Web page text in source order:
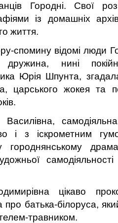
Городні. Свої
із домашніх
життя.
спомину відомі люди
нині
Юрія Шпунта,
царського жокея та
Василівна,
і з іскрометним
городнянському
цікаво
про батька-білоруса,
травником.